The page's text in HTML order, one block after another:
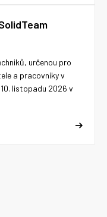
určenou pro
a pracovníky v
listopadu 2026 v